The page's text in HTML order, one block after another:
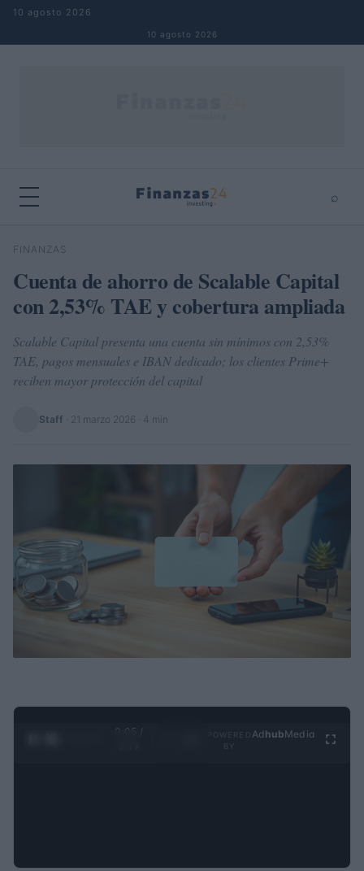
Saltar al contenido
10 agosto 2026
10 agosto 2026
⌕
Buscar
FINANZAS
Cuenta de ahorro de Scalable Capital
con 2,53% TAE y cobertura ampliada
Scalable Capital presenta una cuenta sin mínimos con 2,53%
TAE, pagos mensuales e IBAN dedicado; los clientes Prime+
reciben mayor protección del capital
Staff 21 marzo 2026 · 4 min
0:05 /
Ad hubMedia